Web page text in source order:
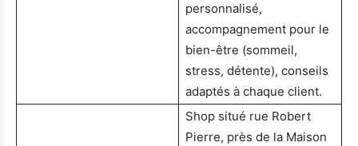
personnalisé,
accompagnement pour le
bien-être (sommeil,
stress, détente), conseils
adaptés à chaque client.
Shop situé rue Robert
Pierre, près de la Maison